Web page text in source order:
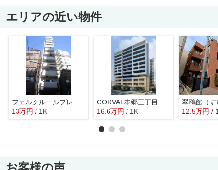
エリアの近い物件
13万円 / 1K
CORVAL本郷三丁目
16.6万円 / 1K 12.5万円 /